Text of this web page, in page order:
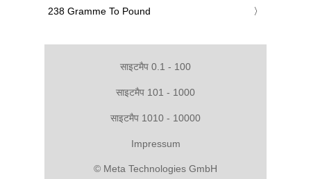
‎238 Gramme To Pound
साइटमैप 0.1 - 100
साइटमैप 101 - 1000
साइटमैप 1010 - 10000
Impressum
© Meta Technologies GmbH